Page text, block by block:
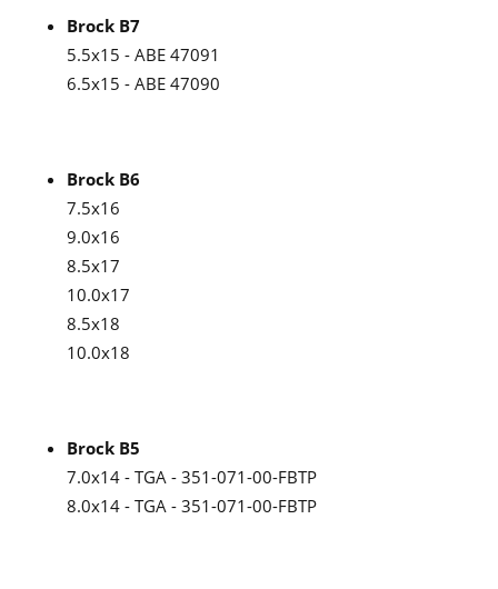
Brock B7
5.5x15 - ABE 47091
6.5x15 - ABE 47090
Brock B6
7.5x16
9.0x16
8.5x17
10.0x17
8.5x18
10.0x18
Brock B5
7.0x14 - TGA - 351-071-00-FBTP
8.0x14 - TGA - 351-071-00-FBTP